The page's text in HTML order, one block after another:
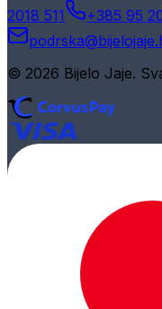
2018 511
+385 95
© 2026 Bijelo Jaje.